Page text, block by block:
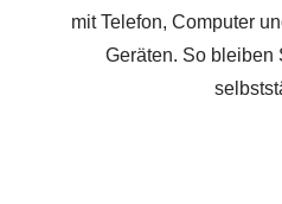
mit Telefon, Computer
Geräten. So bleiben